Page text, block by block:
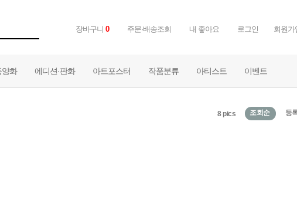
장바구니 0 주문·배송조회 내 좋아요 로그인 회원가
양화 에디션·판화 아트포스터 작품분류 아티스트 이벤트
8 pics 조회순 등